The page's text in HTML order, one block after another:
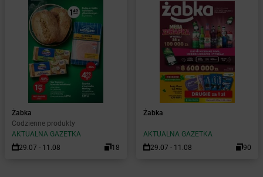
Żabka
Codzienne produkty
AKTUALNA GAZETKA
29.07 - 11.08
18
Żabka
AKTUALNA GAZETKA
29.07 - 11.08
90